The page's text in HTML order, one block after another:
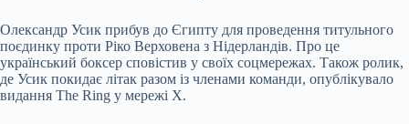
Олександр Усик прибув до Єгипту для проведення титульного
поєдинку проти Ріко Верховена з Нідерландів. Про це
український боксер сповістив у своїх соцмережах. Також ролик,
де Усик покидає літак разом із членами команди, опублікувало
видання The Ring у мережі X.